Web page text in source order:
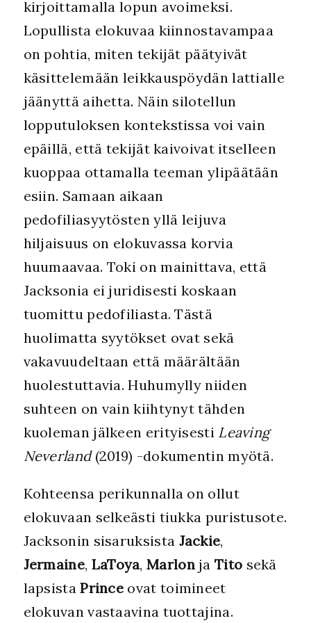
kirjoittamalla lopun avoimeksi.
Lopullista elokuvaa kiinnostavampaa
on pohtia, miten tekijät päätyivät
käsittelemään leikkauspöydän lattialle
jäänyttä aihetta. Näin silotellun
lopputuloksen kontekstissa voi vain
epäillä, että tekijät kaivoivat itselleen
kuoppaa ottamalla teeman ylipäätään
esiin. Samaan aikaan
pedofiliasyytösten yllä leijuva
hiljaisuus on elokuvassa korvia
huumaavaa. Toki on mainittava, että
Jacksonia ei juridisesti koskaan
tuomittu pedofiliasta. Tästä
huolimatta syytökset ovat sekä
vakavuudeltaan että määrältään
huolestuttavia. Huhumylly niiden
suhteen on vain kiihtynyt tähden
kuoleman jälkeen erityisesti Leaving
Neverland(2019) -dokumentin myötä.
Kohteensa perikunnalla on ollut
elokuvaan selkeästi tiukka puristusote.
Jacksonin sisaruksista Jackie,
Jermaine, LaToya,MarlonjaTito sekä
lapsistaPrince ovat toimineet
elokuvan vastaavina tuottajina.